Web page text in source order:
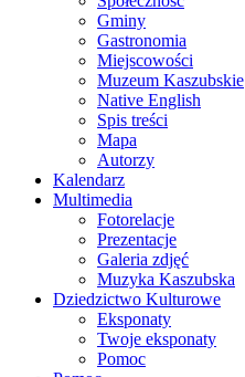
Gminy
Gastronomia
Miejscowości
Muzeum Kaszubskie
Native English
Spis treści
Mapa
Autorzy
Kalendarz
Multimedia
Fotorelacje
Prezentacje
Galeria zdjęć
Muzyka Kaszubska
Dziedzictwo Kulturowe
Eksponaty
Twoje eksponaty
Pomoc